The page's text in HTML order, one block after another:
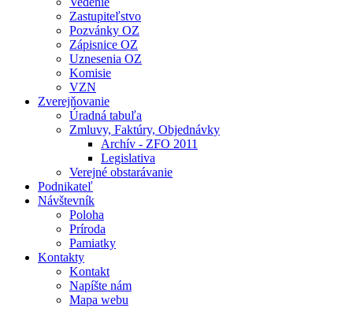
Zastupiteľstvo
Pozvánky OZ
Zápisnice OZ
Uznesenia OZ
Komisie
VZN
Zverejňovanie
Úradná tabuľa
Zmluvy, Faktúry, Objednávky
Archív - ZFO 2011
Legislativa
Verejné obstarávanie
Podnikateľ
Návštevník
Poloha
Príroda
Pamiatky
Kontakty
Kontakt
Napíšte nám
Mapa webu